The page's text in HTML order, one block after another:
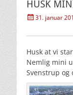
HUSK
Udgivet
31. januar
Husk at vi
Nemlig mini
Svenstrup og